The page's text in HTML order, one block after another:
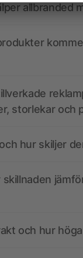
allbranded
storlekar och
hur skiljer
skillnaden
och hur